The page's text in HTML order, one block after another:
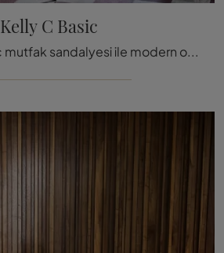
Kelly C Basic
Sana Kelly C Basic mutfak sandalyesi ile modern ortamlar için Tacchini'nin en güzel yığılabilir sandalyelerinden birini tanıtmaktan